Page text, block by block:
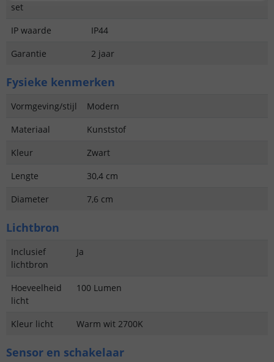
set
IP waarde
IP44
Garantie
2 jaar
Fysieke kenmerken
Vormgeving/stijl
Modern
Materiaal
Kunststof
Kleur
Zwart
Lengte
30,4 cm
Diameter
7,6 cm
Lichtbron
Inclusief
lichtbron
Ja
Hoeveelheid
licht
100 Lumen
Kleur licht Warm wit 2700K
Sensor en schakelaar